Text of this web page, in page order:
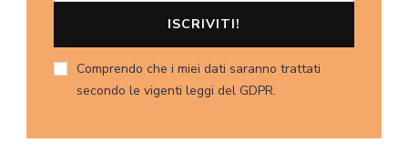
Comprendo che i miei dati saranno trattati
secondo le vigenti leggi del GDPR.